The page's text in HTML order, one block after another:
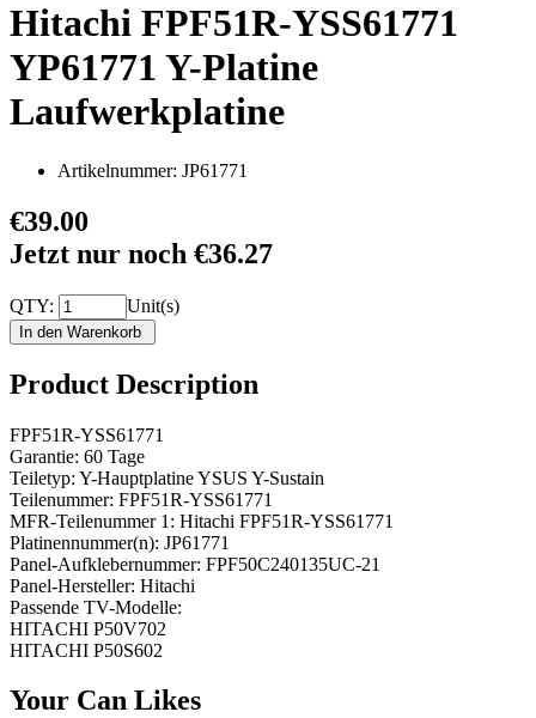
Hitachi FPF51R-YSS61771
YP61771 Y-Platine
Laufwerkplatine
Artikelnummer: JP61771
€39.00
Jetzt nur noch €36.27
QTY: Unit(s)
Product Description
FPF51R-YSS61771
Garantie: 60 Tage
Teiletyp: Y-Hauptplatine YSUS Y-Sustain
Teilenummer: FPF51R-YSS61771
MFR-Teilenummer 1: Hitachi FPF51R-YSS61771
Platinennummer(n): JP61771
Panel-Aufklebernummer: FPF50C240135UC-21
Panel-Hersteller: Hitachi
Passende TV-Modelle:
HITACHI P50V702
HITACHI P50S602
Your Can Likes